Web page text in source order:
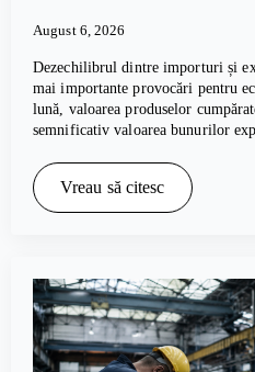
August 6, 2026
Dezechilibrul dintre importuri și
mai importante provocări pentru
lună, valoarea produselor
semnificativ valoarea bunurilor
Vreau să citesc